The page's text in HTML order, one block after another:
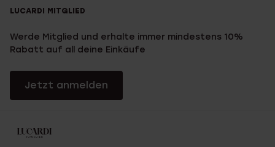
LUCARDI MITGLIED
Werde Mitglied und erhalte immer mindestens 10%
Rabatt auf all deine Einkäufe
Jetzt anmelden